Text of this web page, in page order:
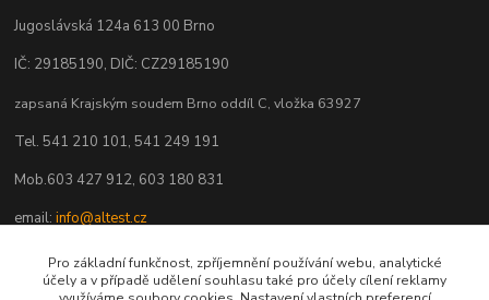
Jugoslávská 124a 613 00 Brno
IČ: 29185190, DIČ: CZ29185190
zapsaná Krajským soudem Brno oddíl C, vložka 63927
Tel. 541 210 101, 541 249 191
Mob.603 427 912, 603 180 831
email:info@altest.cz
www.altest.cz
eshop.altest.cz
Pro základní funkčnost, zpříjemnění používání webu, analytické
účely a v případě udělení souhlasu také pro účely cílení reklamy